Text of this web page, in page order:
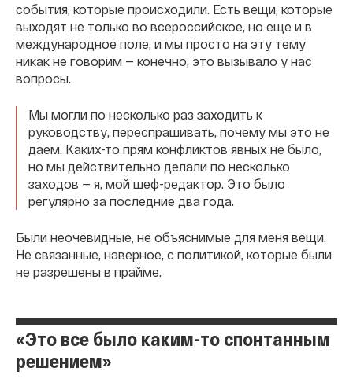
события, которые происходили. Есть вещи, которые
выходят не только во всероссийское, но еще и в
международное поле, и мы просто на эту тему
никак не говорим — конечно, это вызывало у нас
вопросы.
Мы могли по несколько раз заходить к
руководству, переспрашивать, почему мы это не
даем. Каких-то прям конфликтов явных не было,
но мы действительно делали по несколько
заходов — я, мой шеф-редактор. Это было
регулярно за последние два года.
Были неочевидные, не объяснимые для меня вещи.
Не связанные, наверное, с политикой, которые были
не разрешены в прайме.
«Это все было каким-то спонтанным
решением»